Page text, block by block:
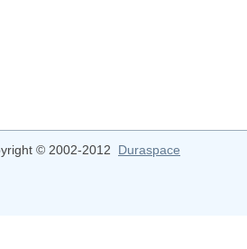
© 2002-2012 Duraspace